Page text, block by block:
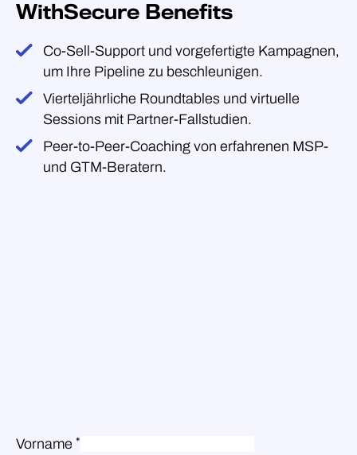
WithSecure Benefits
Co-Sell-Support und vorgefertigte Kampagnen,
um Ihre Pipeline zu beschleunigen.
Vierteljährliche Roundtables und virtuelle
Sessions mit Partner-Fallstudien.
Peer-to-Peer-Coaching von erfahrenen MSP-
und GTM-Beratern.
Vorname *